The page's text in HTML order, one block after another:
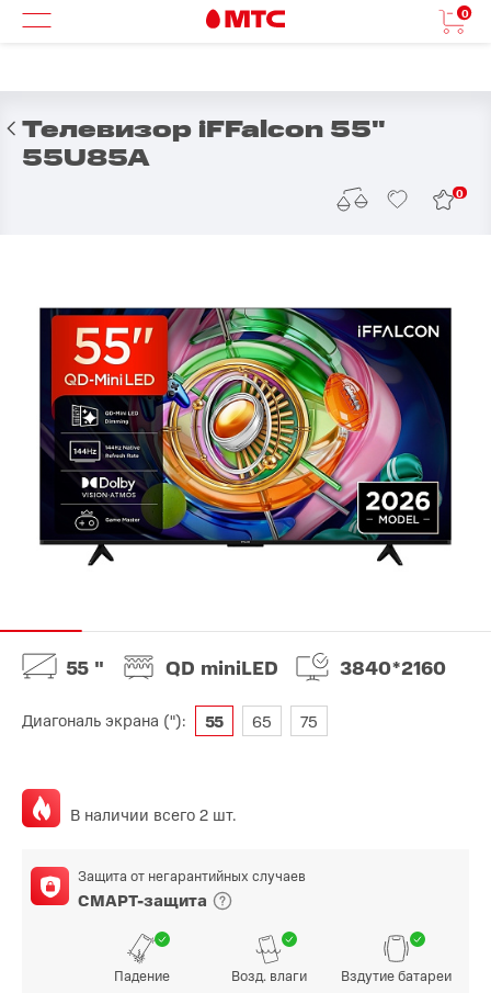
0
Телевизор iFFalcon 55"
55U85A
0
55 " QD miniLED 3840*2160
Диагональ экрана ("): 55 65 75
В наличии всего 2 шт.
Защита от негарантийных случаев
СМАРТ-защита
Падение Возд. влаги Вздутие батареи